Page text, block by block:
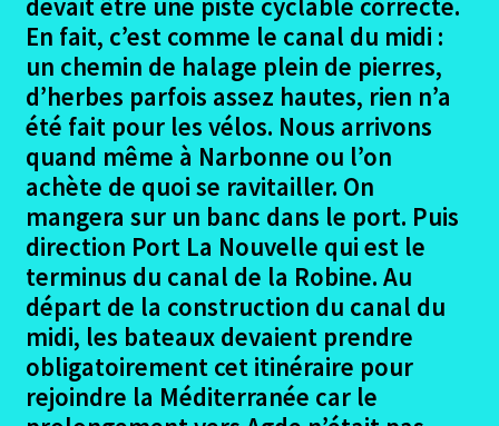
La Loire à Vélo
le
menu
Dans le Gard
En Haute Savoie
Randonnées pédestres
Ouvrir
enfant
Me contacter
En fait, c’est comme le canal du midi :
un chemin de halage plein de pierres,
d’herbes parfois assez hautes, rien n’a
été fait pour les vélos. Nous arrivons
quand même à Narbonne ou l’on
achète de quoi se ravitailler. On
mangera sur un banc dans le port. Puis
direction Port La Nouvelle qui est le
terminus du canal de la Robine. Au
départ de la construction du canal du
midi, les bateaux devaient prendre
obligatoirement cet itinéraire pour
rejoindre la Méditerranée car le